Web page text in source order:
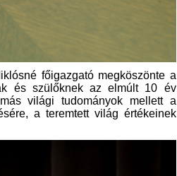
főigazgató megköszönte a
és szülőknek az elmúlt 10 év
világi tudományok mellett a
a teremtett világ értékeinek